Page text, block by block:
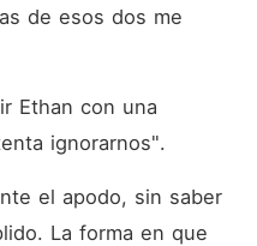
de esos dos me
Ethan con una
ignorarnos".
el apodo, sin saber
La forma en que